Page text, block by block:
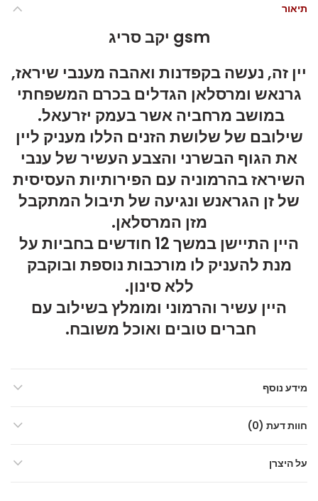
תיאור
gsm יקב סריג
יין זה, נעשה בקפדנות ואהבה מענבי שיראז,
גרנאש ומרסלאן הגדלים בכרם המשפחתי
במושב מרחביה אשר בעמק יזרעאל.
שילובם של שלושת הזנים הללו מעניק ליין
את הגוף הבשרני והצבע העשיר של ענבי
השיראז בהרמוניה עם הפירותיות העסיסית
של זן הגראנש ונגיעה של תיבול המתקבל
מזן המרסלאן.
היין התיישן במשך 12 חודשים בחביות על
מנת להעניק לו מורכבות נוספת ובוקבק
ללא סינון.
היין עשיר והרמוני ומומלץ בשילוב עם
חברים טובים ואוכל משובח.
מידע נוסף
חוות דעת (0)
על היצרן